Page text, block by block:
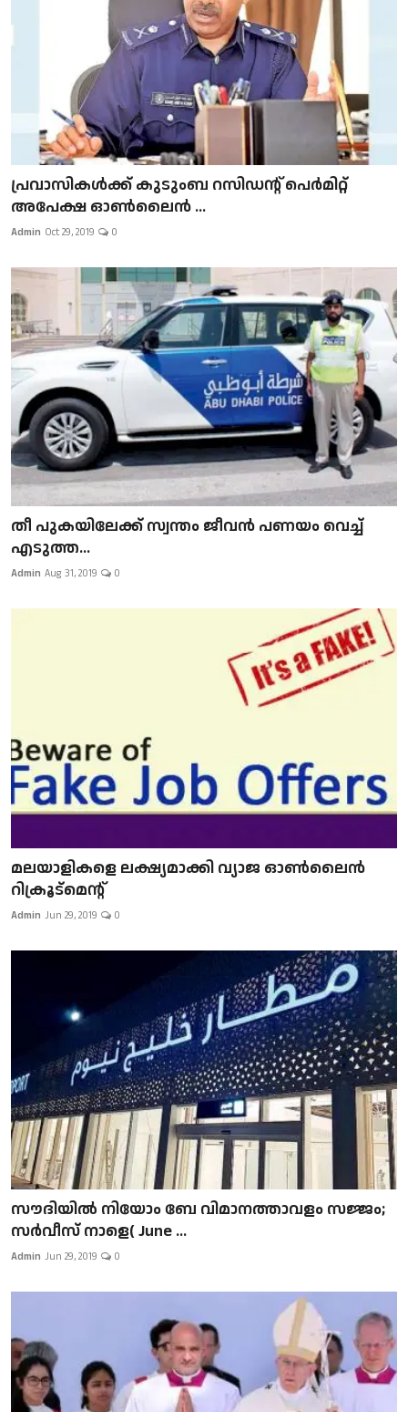
പ്രവാസികള്‍ക്ക് കുടുംബ റസിഡന്റ് പെർമിറ്റ്
അപേക്ഷ ഓൺലൈൻ ...
Admin Oct 29, 2019 0
​​​​​​​തീ പുകയിലേക്ക് സ്വന്തം ജീവന്‍ പണയം വെച്ച്
എടുത്ത...
Admin Aug 31, 2019 0
മലയാളികളെ ലക്ഷ്യമാക്കി വ്യാജ ഓൺലൈൻ
റിക്രൂട്മെന്റ്
Admin Jun 29, 2019 0
സൗദിയിൽ നിയോം ബേ വിമാനത്താവളം സജ്ജം;
സർവീസ് നാളെ( June ...
Admin Jun 29, 2019 0